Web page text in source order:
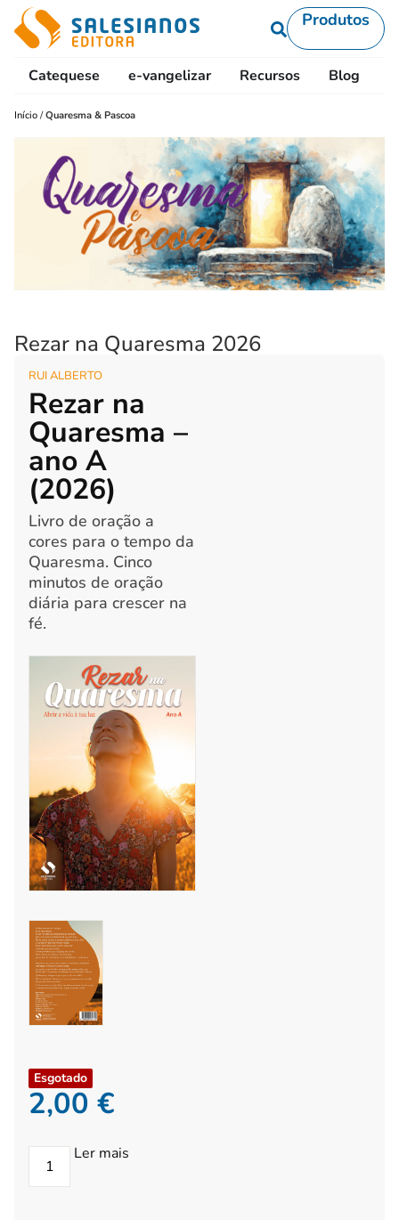
Produtos
Catequese e-vangelizar Recursos Blog
Início /Quaresma & Pascoa
Rezar na Quaresma 2026
RUI ALBERTO
Rezar na
Quaresma –
ano A
(2026)
Livro de oração a
cores para o tempo da
Quaresma. Cinco
minutos de oração
diária para crescer na
fé.
Esgotado
2,00 €
Ler mais